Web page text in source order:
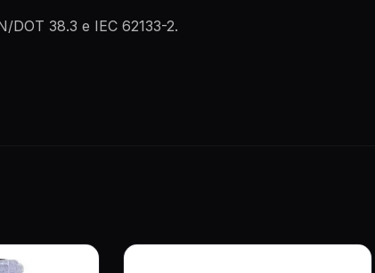
38.3 e IEC 62133-2.